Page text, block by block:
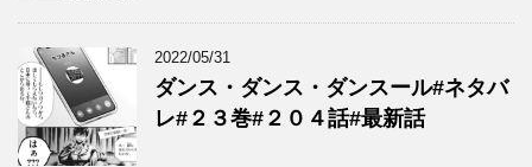
2022/05/31
ダンス・ダンス・ダンスール#ネタバ
レ#２３巻#２０４話#最新話